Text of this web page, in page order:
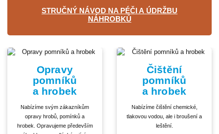
STRUČNÝ NÁVOD NA PÉČI A ÚDRŽBU
NÁHROBKŮ
Opravy
pomníků
a hrobek
Nabízíme svým zákazníkům
opravy hrobů, pomínků a
hrobek. Opravujeme především
Čištění
pomníků
a hrobek
Nabízíme čištění chemické,
tlakovou vodou, ale i broušení a
leštění.